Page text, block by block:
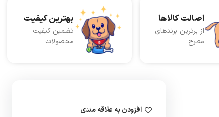
اصالت کالاها
از برترین برندهای
مطرح
بهترین کیفیت
تضمین کیفیت
محصولات
افزودن به علاقه مندی